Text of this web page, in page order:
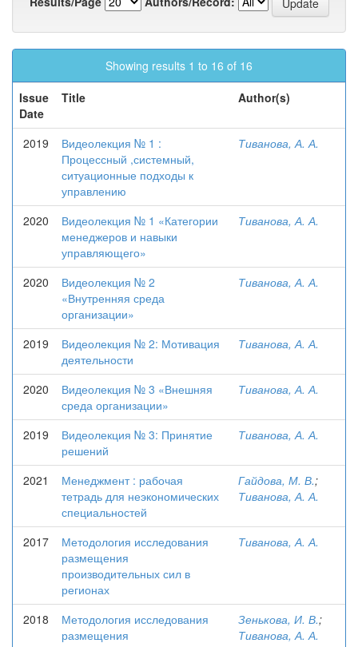
Showing results 1 to 16 of 16
Issue
Date
Title Author(s)
2019
Видеолекция № 1 :
Процессный ,системный,
ситуационные подходы к
управлению
Тиванова, А. А.
2020
Видеолекция № 1 «Категории
менеджеров и навыки
управляющего»
Тиванова, А. А.
2020
Видеолекция № 2
«Внутренняя среда
организации»
Тиванова, А. А.
2019
Видеолекция № 2: Мотивация
деятельности
Тиванова, А. А.
2020
Видеолекция № 3 «Внешняя
среда организации»
Тиванова, А. А.
2019
Видеолекция № 3: Принятие
решений
Тиванова, А. А.
2021
Менеджмент : рабочая
тетрадь для неэкономических
специальностей
Гайдова, М. В.;
Тиванова, А. А.
2017
Методология исследования
размещения
производительных сил в
регионах
Тиванова, А. А.
2018
Методология исследования
размещения
Зенькова, И. В.;
Тиванова, А. А.